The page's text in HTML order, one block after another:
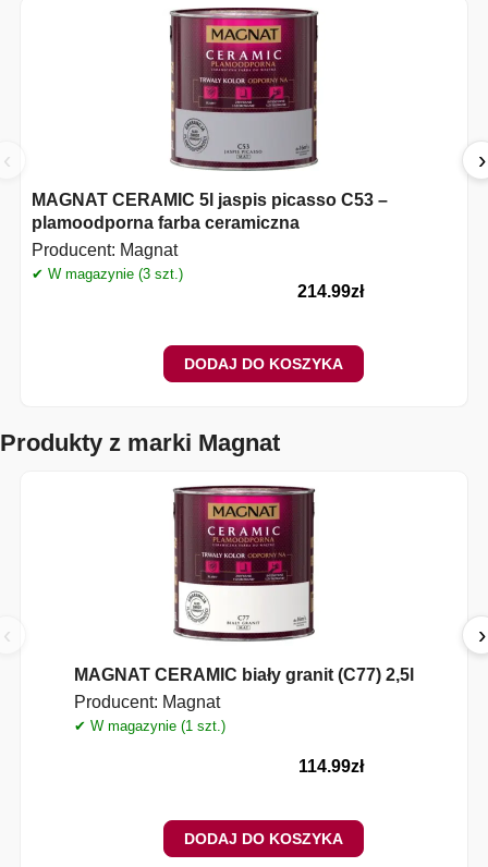
‹
MAGNAT CERAMIC 5l jaspis picasso C53 –
plamoodporna farba ceramiczna
Producent: Magnat
✔ W magazynie (3 szt.)
214.99zł
DODAJ DO KOSZYKA
›
Produkty z marki Magnat
‹
MAGNAT CERAMIC biały granit (C77) 2,5l
Producent: Magnat
✔ W magazynie (1 szt.)
114.99zł
DODAJ DO KOSZYKA
›